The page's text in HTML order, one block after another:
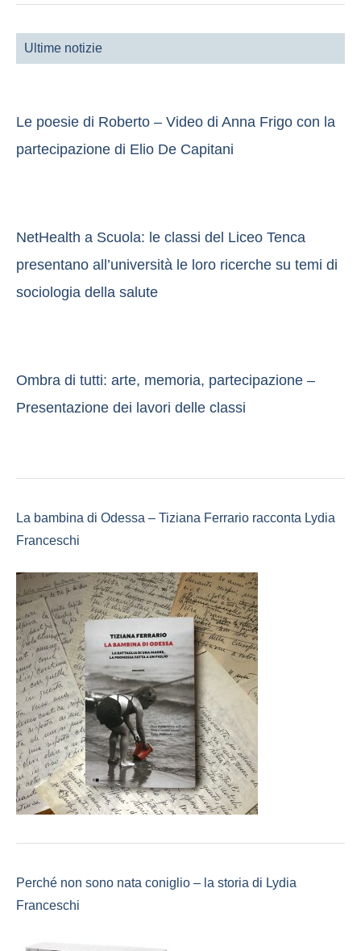
Ultime notizie
Le poesie di Roberto – Video di Anna Frigo con la
partecipazione di Elio De Capitani
NetHealth a Scuola: le classi del Liceo Tenca
presentano all’università le loro ricerche su temi di
sociologia della salute
Ombra di tutti: arte, memoria, partecipazione –
Presentazione dei lavori delle classi
La bambina di Odessa – Tiziana Ferrario racconta Lydia
Franceschi
Perché non sono nata coniglio – la storia di Lydia
Franceschi